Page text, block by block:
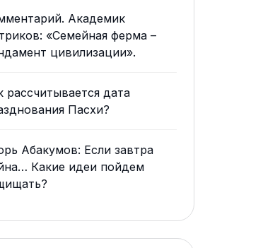
Академик
«Семейная ферма –
цивилизации».
рассчитывается дата
Пасхи?
Абакумов: Если завтра
Какие идеи пойдем